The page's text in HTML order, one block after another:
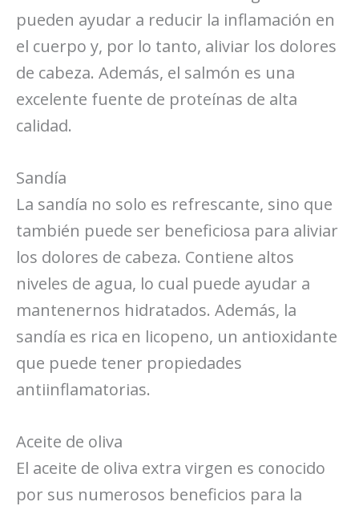
pueden ayudar a reducir la inflamación en
el cuerpo y, por lo tanto, aliviar los dolores
de cabeza. Además, el salmón es una
excelente fuente de proteínas de alta
calidad.
Sandía
La sandía no solo es refrescante, sino que
también puede ser beneficiosa para aliviar
los dolores de cabeza. Contiene altos
niveles de agua, lo cual puede ayudar a
mantenernos hidratados. Además, la
sandía es rica en licopeno, un antioxidante
que puede tener propiedades
antiinflamatorias.
Aceite de oliva
El aceite de oliva extra virgen es conocido
por sus numerosos beneficios para la